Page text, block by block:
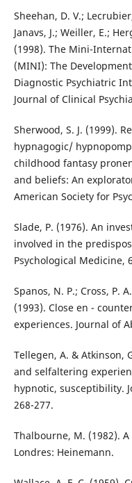
Sheehan, D. V.;
Janavs, J.; Weiller, E.;
(1998). The Mini-
(MINI): The
Diagnostic Psychiatric
Journal of Clinical
Sherwood, S. J. (1999).
hypnagogic/
childhood fantasy
and beliefs: An
American Society for
Slade, P. (1976). An
involved in the
Psychological Medicine,
Spanos, N. P.; Cross, P.
(1993). Close en -
experiences. Journal of
Tellegen, A. & Atkinson,
and selfaltering
hypnotic, susceptibility.
268-277.
Thalbourne, M. (1982).
Londres: Heinemann.